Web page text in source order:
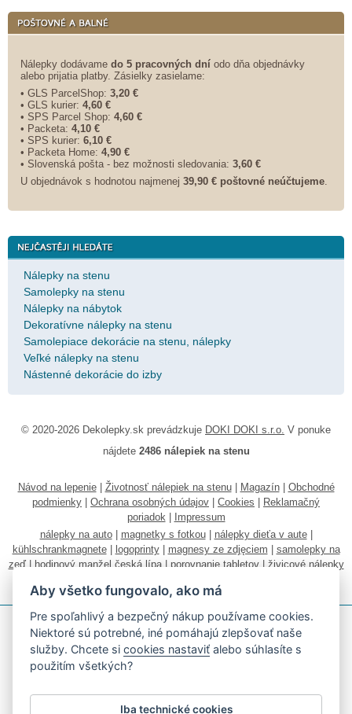
Nálepky dodávame do 5 pracovných dní odo dňa objednávky
alebo prijatia platby. Zásielky zasielame:
• GLS ParcelShop: 3,20 €
• GLS kurier: 4,60 €
• SPS Parcel Shop: 4,60 €
• Packeta: 4,10 €
• SPS kurier: 6,10 €
• Packeta Home: 4,90 €
• Slovenská pošta - bez možnosti sledovania: 3,60 €
U objednávok s hodnotou najmenej 39,90 € poštovné neúčtujeme
Nálepky na stenu
Samolepky na stenu
Nálepky na nábytok
Dekoratívne nálepky na stenu
Samolepiace dekorácie na stenu, nálepky
Veľké nálepky na stenu
Nástenné dekorácie do izby
© 2020-2026 Dekolepky.sk prevádzkuje DOKI DOKI s.r.o. V ponuke
nájdete 2486 nálepiek na stenu
Návod na lepenie| Životnosť nálepiek na stenu| Magazín| Obchodné
podmienky
Ochrana osobných údajov Cookies
Reklamačný
poriadok|
Impressum
nálepky na auto| magnetky s fotkou| nálepky dieťa v aute|
kühlschrankmagnete| logoprinty| magnesy ze zdjęciem
samolepky na
zeď| hodinový manžel česká lípa| porovnanie tabletov| živicové nálepky
Aby všetko fungovalo, ako má
Pre spoľahlivý a bezpečný nákup používame cookies.
Niektoré sú potrebné, iné pomáhajú zlepšovať naše
služby. Chcete sicookies nastaviť alebo súhlasíte s
použitím všetkých?
Iba technické cookies